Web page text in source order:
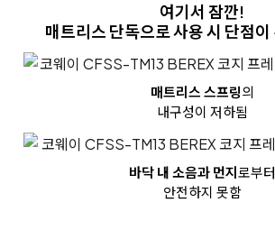
여기서 잠깐!
매트리스 단독으로 사용 시 단점
매트리스 스프링의
내구성이 저하됨
바닥 내 소음과 먼지로부터
안전하지 못함